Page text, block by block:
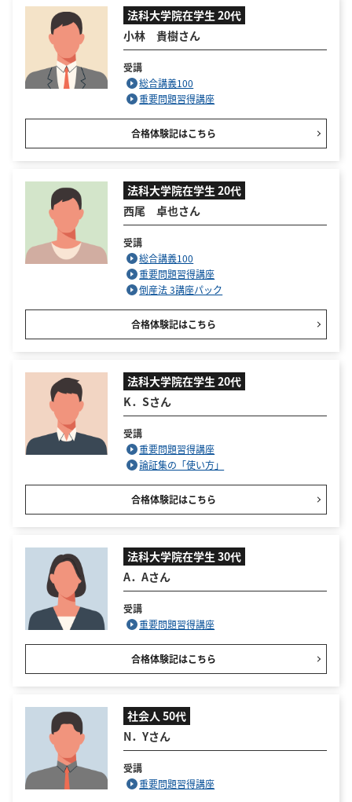
法科大学院在学生 20代
小林 貴樹さん
受講
総合講義100
重要問題習得講座
合格体験記はこちら
法科大学院在学生 20代
西尾 卓也さん
受講
総合講義100
重要問題習得講座
倒産法 3講座パック
合格体験記はこちら
法科大学院在学生 20代
K．Sさん
受講
重要問題習得講座
論証集の「使い方」
合格体験記はこちら
法科大学院在学生 30代
A．Aさん
受講
重要問題習得講座
合格体験記はこちら
社会人 50代
N．Yさん
受講
重要問題習得講座